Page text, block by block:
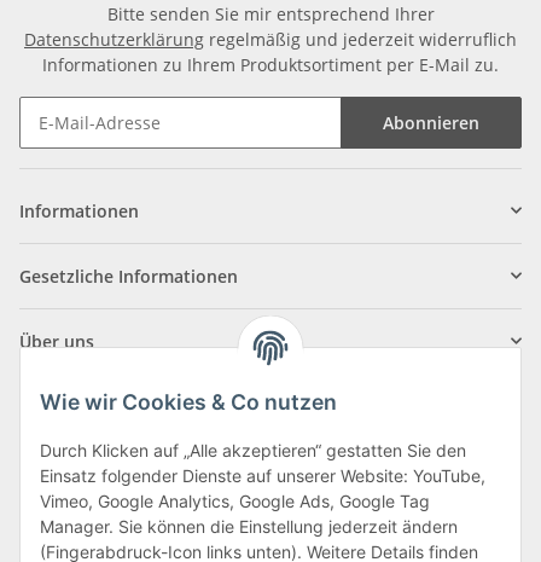
Bitte senden Sie mir entsprechend Ihrer
Datenschutzerklärung regelmäßig und jederzeit widerruflich
Informationen zu Ihrem Produktsortiment per E-Mail zu.
Abonnieren
Informationen
Gesetzliche Informationen
Über uns
Klagenfurter Straße 29
9556 Liebenfels
Wie wir Cookies & Co nutzen
Durch Klicken auf „Alle akzeptieren“ gestatten Sie den
Einsatz folgender Dienste auf unserer Website: YouTube,
Vimeo, Google Analytics, Google Ads, Google Tag
Manager. Sie können die Einstellung jederzeit ändern
(Fingerabdruck-Icon links unten). Weitere Details finden